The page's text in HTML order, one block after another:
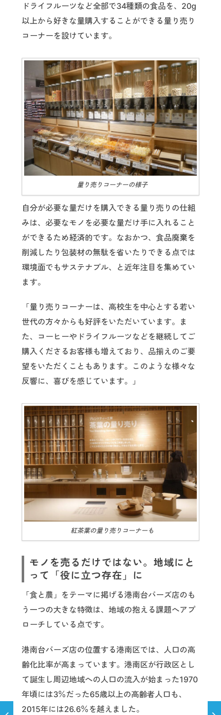
ドライフルーツなど全部で34種類の食品を、20g
以上から好きな量購入することができる量り売り
コーナーを設けています。
量り売りコーナーの様子
自分が必要な量だけを購入できる量り売りの仕組
みは、必要なモノを必要な量だけ手に入れること
ができるため経済的です。なおかつ、食品廃棄を
削減したり包装材の無駄を省いたりできる点では
環境面でもサステナブル、と近年注目を集めてい
ます。
「量り売りコーナーは、高校生を中心とする若い
世代の方々からも好評をいただいています。ま
た、コーヒーやドライフルーツなどを継続してご
購入くださるお客様も増えており、品揃えのご要
望をいただくこともあります。このような様々な
反響に、喜びを感じています。」
紅茶葉の量り売りコーナーも
モノを売るだけではない。地域にと
って「役に立つ存在」に
「食と農」をテーマに掲げる港南台バーズ店のも
う一つの大きな特徴は、地域の抱える課題へアプ
ローチしている点です。
港南台バーズ店の位置する港南区では、人口の高
齢化比率が高まっています。港南区が行政区とし
て誕生し周辺地域への人口の流入が始まった1970
年頃には3％だった65歳以上の高齢者人口も、
2015年には26.6％を越えました。